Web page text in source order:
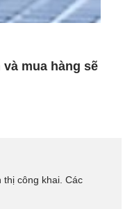
mua hàng sẽ
công khai. Các